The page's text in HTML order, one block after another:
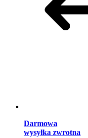
Darmowa
wysyłka zwrotna